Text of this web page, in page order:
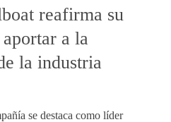
reafirma su
a la
la industria
se destaca como líder